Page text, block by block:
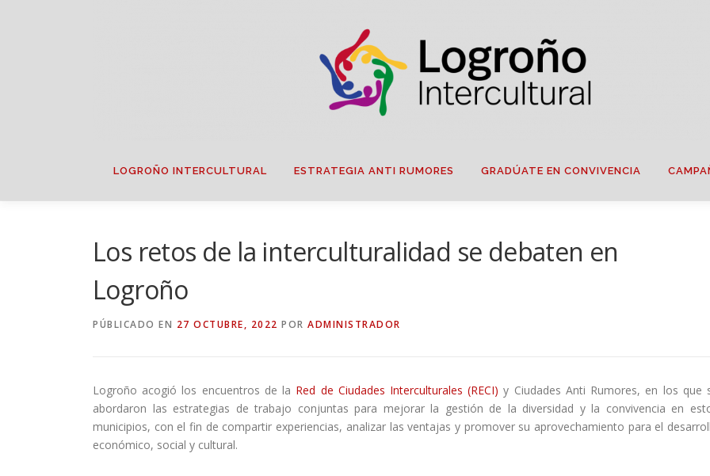
LOGROÑO INTERCULTURAL ESTRATEGIA ANTI RUMORES GRADÚATE EN CONVIVENCIA
Los retos de la interculturalidad se debaten en
Logroño
PÚBLICADO EN 27 OCTUBRE, 2022 POR ADMINISTRADOR
Logroño acogió los encuentros de la Red de Ciudades Interculturales (RECI) y Ciudades Anti Rumores, en los que
abordaron las estrategias de trabajo conjuntas para mejorar la gestión de la diversidad y la convivencia en
municipios, con el fin de compartir experiencias, analizar las ventajas y promover su aprovechamiento para el
económico, social y cultural.